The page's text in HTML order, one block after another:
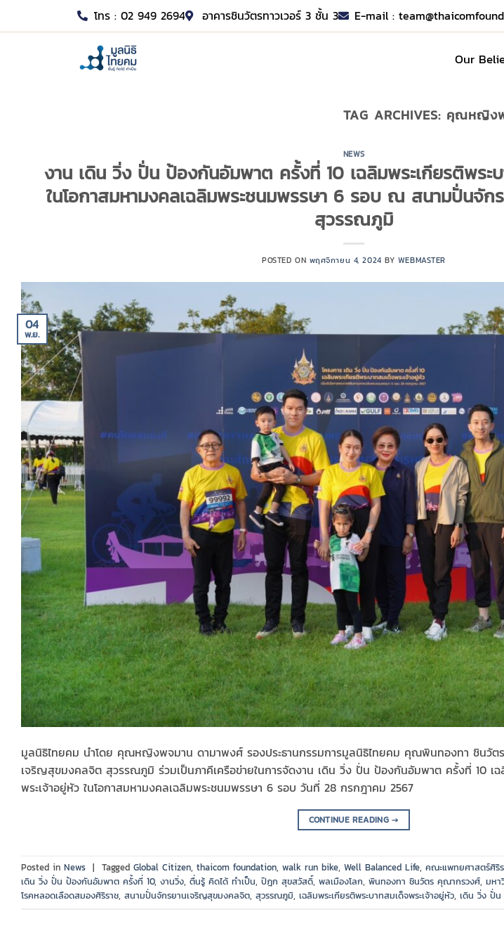
โทร : 02 949 2694 อาคารชินวัตรทาวเวอร์ 3 ชั้น 3 E-mail :
Our
TAG ARCHIVES: คุณหญิงพ
NEWS
งาน เดิน วิ่ง ปั่น ป้องกันอัมพาต ครั้งที่ 10 เฉลิมพระเกียรติพระบ
ในโอกาสมหามงคลเฉลิมพระชนมพรรษา 6 รอบ ณ สนามปั่นจั
สุวรรณภูมิ
POSTED ON พฤศจิกายน 4, 2024 BY WEBMASTER
04
พ.ย.
มูลนิธิไทยคม นำโดย คุณหญิงพจมาน ดามาพงศ์ รองประธานกรรมการมูลนิธิไทยคม คุณพินทองทา ชินวั
เจริญสุขมงคลจิต สุวรรณภูมิ ร่วมเป็นภาคีเครือข่ายในการจัดงาน เดิน วิ่ง ปั่น ป้องกันอัมพาต ครั้งที่ 10 เฉ
พระเจ้าอยู่หัว ในโอกาสมหามงคลเฉลิมพระชนมพรรษา 6 รอบ วันที่ 28 กรกฎาคม 2567
CONTINUE READING→
Posted in News | Tagged Global Citizen, thaicom foundation, walk run bike, Well Balanced Life, คณะแพทยศาสตร์ศิริ
เดิน วิ่ง ปั่น ป้องกันอัมพาต ครั้งที่ 10, งานวิ่ง, ตื่นรู้ คิดได้ ทำเป็น, ปิฎก สุขสวัสดิ์, พลเมืองโลก, พินทองทา ชินวัตร คุณากรวงศ์, มหา
โรคหลอดเลือดสมองศิริราช, สนามปั่นจักรยานเจริญสุขมงคลจิต, สุวรรณภูมิ, เฉลิมพระเกียรติพระบาทสมเด็จพระเจ้าอยู่หัว, เดิน วิ่ง ปั่